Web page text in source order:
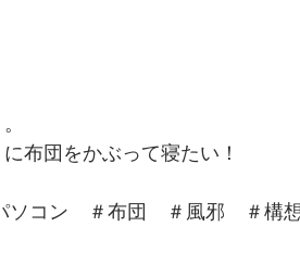
布団をかぶって寝たい！
ソコン　＃布団　＃風邪　＃構